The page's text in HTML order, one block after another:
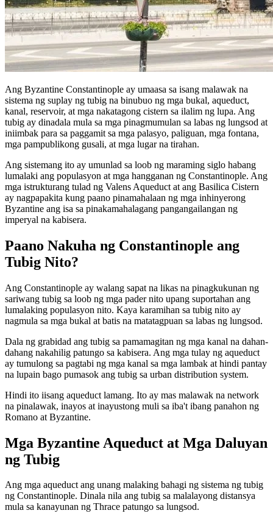
Ang Byzantine Constantinople ay umaasa sa isang malawak na
sistema ng suplay ng tubig na binubuo ng mga bukal, aqueduct,
kanal, reservoir, at mga nakatagong cistern sa ilalim ng lupa. Ang
tubig ay dinadala mula sa mga pinagmumulan sa labas ng lungsod at
iniimbak para sa paggamit sa mga palasyo, paliguan, mga fontana,
mga pampublikong gusali, at mga lugar na tirahan.
Ang sistemang ito ay umunlad sa loob ng maraming siglo habang
lumalaki ang populasyon at mga hangganan ng Constantinople. Ang
mga istrukturang tulad ng Valens Aqueduct at ang Basilica Cistern
ay nagpapakita kung paano pinamahalaan ng mga inhinyerong
Byzantine ang isa sa pinakamahalagang pangangailangan ng
imperyal na kabisera.
Paano Nakuha ng Constantinople ang
Tubig Nito?
Ang Constantinople ay walang sapat na likas na pinagkukunan ng
sariwang tubig sa loob ng mga pader nito upang suportahan ang
lumalaking populasyon nito. Kaya karamihan sa tubig nito ay
nagmula sa mga bukal at batis na matatagpuan sa labas ng lungsod.
Dala ng grabidad ang tubig sa pamamagitan ng mga kanal na dahan-
dahang nakahilig patungo sa kabisera. Ang mga tulay ng aqueduct
ay tumulong sa pagtabi ng mga kanal sa mga lambak at hindi pantay
na lupain bago pumasok ang tubig sa urban distribution system.
Hindi ito iisang aqueduct lamang. Ito ay mas malawak na network
na pinalawak, inayos at inayustong muli sa iba't ibang panahon ng
Romano at Byzantine.
Mga Byzantine Aqueduct at Mga Daluyan
ng Tubig
Ang mga aqueduct ang unang malaking bahagi ng sistema ng tubig
ng Constantinople. Dinala nila ang tubig sa malalayong distansya
mula sa kanayunan ng Thrace patungo sa lungsod.